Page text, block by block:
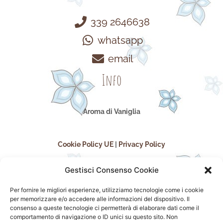
Gestisci Consenso Cookie
Per fornire le migliori esperienze, utilizziamo tecnologie come i cookie
per memorizzare e/o accedere alle informazioni del dispositivo. Il
consenso a queste tecnologie ci permetterà di elaborare dati come il
comportamento di navigazione o ID unici su questo sito. Non
339 2646638
whatsapp
email
Info
Aroma di Vaniglia
Cookie Policy UE Privacy Policy